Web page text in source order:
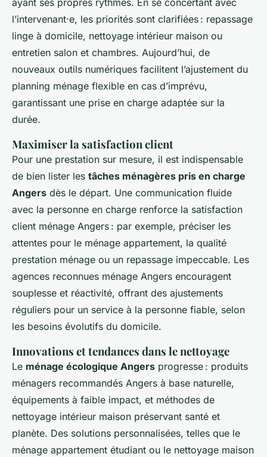
ayant ses propres rythmes. En se concertant avec
l’intervenant·e, les priorités sont clarifiées : repassage
linge à domicile, nettoyage intérieur maison ou
entretien salon et chambres. Aujourd’hui, de
nouveaux outils numériques facilitent l’ajustement du
planning ménage flexible en cas d’imprévu,
garantissant une prise en charge adaptée sur la
durée.
Maximiser la satisfaction client
Pour une prestation sur mesure, il est indispensable
de bien lister les tâches ménagères pris en charge
Angers dès le départ. Une communication fluide
avec la personne en charge renforce la satisfaction
client ménage Angers : par exemple, préciser les
attentes pour le ménage appartement, la qualité
prestation ménage ou un repassage impeccable. Les
agences reconnues ménage Angers encouragent
souplesse et réactivité, offrant des ajustements
réguliers pour un service à la personne fiable, selon
les besoins évolutifs du domicile.
Innovations et tendances dans le nettoyage
Le ménage écologique Angers progresse : produits
ménagers recommandés Angers à base naturelle,
équipements à faible impact, et méthodes de
nettoyage intérieur maison préservant santé et
planète. Des solutions personnalisées, telles que le
ménage appartement étudiant ou le nettoyage maison